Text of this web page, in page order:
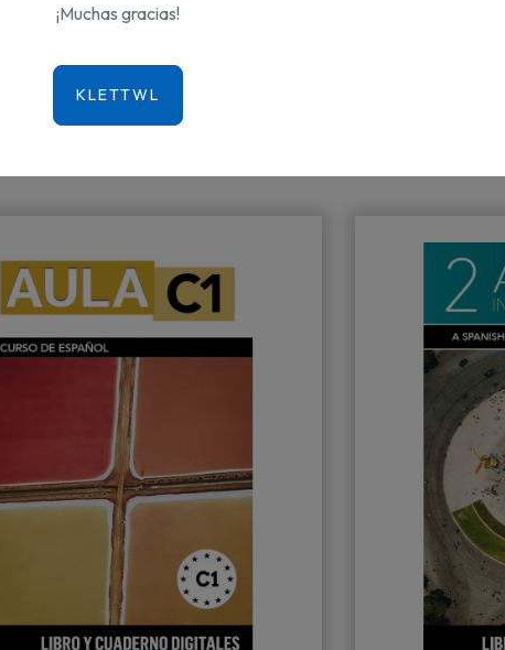
categoría
¡Muchas gracias!